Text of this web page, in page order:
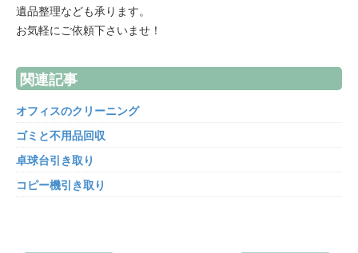
遺品整理なども承ります。
お気軽にご依頼下さいませ！
関連記事
オフィスのクリーニング
ゴミと不用品回収
卓球台引き取り
コピー機引き取り